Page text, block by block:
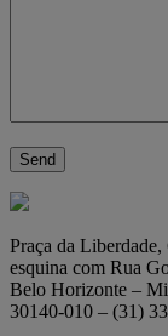
Praça da Liberdade,
esquina com Rua
Belo Horizonte –
30140-010 – (31)